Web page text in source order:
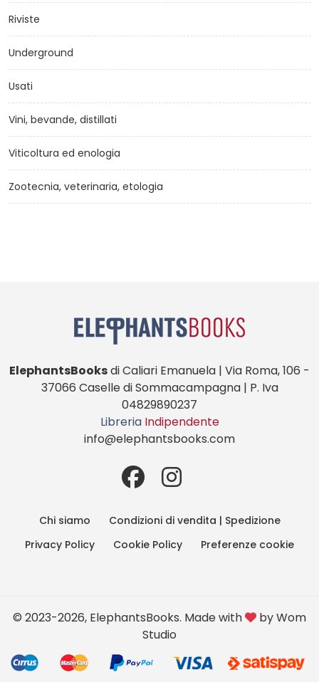
Riviste
Underground
Usati
Vini, bevande, distillati
Viticoltura ed enologia
Zootecnia, veterinaria, etologia
ElephantsBooksdi Caliari Emanuela | Via Roma, 106 -
37066 Caselle di Sommacampagna | P. Iva
04829890237
Libreria Indipendente
info@elephantsbooks.com
Chi siamo
Condizioni di vendita | Spedizione
Privacy Policy
Cookie Policy Preferenze cookie
© 2023-2026, ElephantsBooks. Made with byWom
Studio